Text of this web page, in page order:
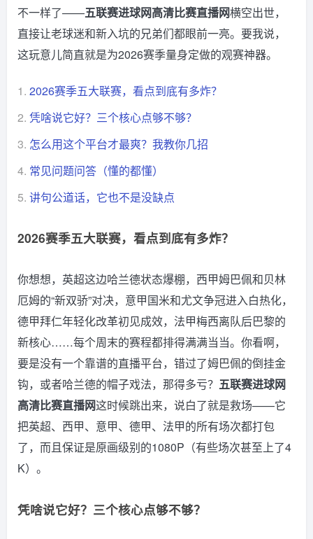
不一样了——五联赛进球网高清比赛直播网横空出世，
直接让老球迷和新入坑的兄弟们都眼前一亮。要我说，
这玩意儿简直就是为2026赛季量身定做的观赛神器。
1. 2026赛季五大联赛，看点到底有多炸？
2. 凭啥说它好？三个核心点够不够？
3. 怎么用这个平台才最爽？我教你几招
4. 常见问题问答（懂的都懂）
5. 讲句公道话，它也不是没缺点
2026赛季五大联赛，看点到底有多炸？
你想想，英超这边哈兰德状态爆棚，西甲姆巴佩和贝林
厄姆的“新双骄”对决，意甲国米和尤文争冠进入白热化，
德甲拜仁年轻化改革初见成效，法甲梅西离队后巴黎的
新核心……每个周末的赛程都排得满满当当。你看啊，
要是没有一个靠谱的直播平台，错过了姆巴佩的倒挂金
钩，或者哈兰德的帽子戏法，那得多亏？ 五联赛进球网
高清比赛直播网这时候跳出来，说白了就是救场——它
把英超、西甲、意甲、德甲、法甲的所有场次都打包
了，而且保证是原画级别的1080P（有些场次甚至上了4
K）。
凭啥说它好？三个核心点够不够？